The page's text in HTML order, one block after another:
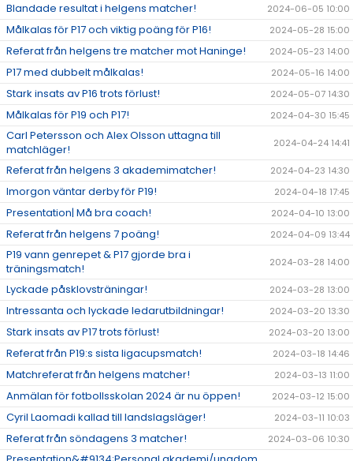
Blandade resultat i helgens matcher! 2024-06-05 10:00
Målkalas för P17 och viktig poäng för P16! 2024-05-28 15:00
Referat från helgens tre matcher mot Haninge! 2024-05-23 14:00
P17 med dubbelt målkalas! 2024-05-16 14:00
Stark insats av P16 trots förlust! 2024-05-07 14:30
Målkalas för P19 och P17! 2024-04-30 15:45
Carl Petersson och Alex Olsson uttagna till
matchläger!
2024-04-24 14:41
Referat från helgens 3 akademimatcher! 2024-04-23 14:30
Imorgon väntar derby för P19! 2024-04-18 17:45
Presentation| Må bra coach! 2024-04-10 13:00
Referat från helgens 7 poäng! 2024-04-09 13:44
P19 vann genrepet & P17 gjorde bra i
träningsmatch!
2024-03-28 14:00
Lyckade påsklovsträningar! 2024-03-28 13:00
Intressanta och lyckade ledarutbildningar! 2024-03-20 13:30
Stark insats av P17 trots förlust! 2024-03-20 13:00
Referat från P19:s sista ligacupsmatch! 2024-03-18 14:46
Matchreferat från helgens matcher! 2024-03-13 11:00
Anmälan för fotbollsskolan 2024 är nu öppen! 2024-03-12 15:00
Cyril Laomadi kallad till landslagsläger! 2024-03-11 10:03
Referat från söndagens 3 matcher! 2024-03-06 10:30